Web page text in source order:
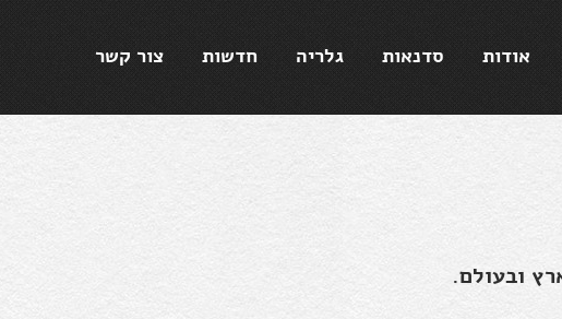
אודות סדנאות גלריה חדשות צור קשר
ובעולם.